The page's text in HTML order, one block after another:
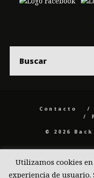
Contacto
© 2026
Utilizamos cookies
experiencia de